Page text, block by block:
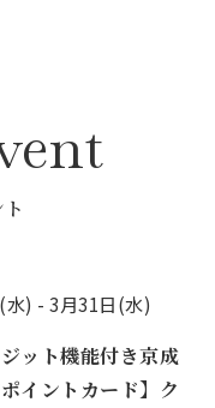
水) -3月31日(水)
ット機能付き京成
イントカード】ク